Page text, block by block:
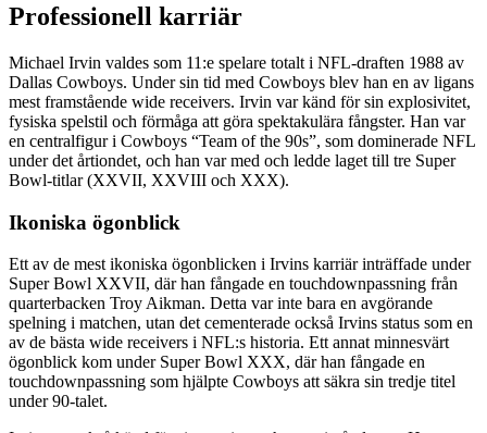
Professionell karriär
Michael Irvin valdes som 11:e spelare totalt i NFL-draften 1988 av
Dallas Cowboys. Under sin tid med Cowboys blev han en av ligans
mest framstående wide receivers. Irvin var känd för sin explosivitet,
fysiska spelstil och förmåga att göra spektakulära fångster. Han var
en centralfigur i Cowboys “Team of the 90s”, som dominerade NFL
under det årtiondet, och han var med och ledde laget till tre Super
Bowl-titlar (XXVII, XXVIII och XXX).
Ikoniska ögonblick
Ett av de mest ikoniska ögonblicken i Irvins karriär inträffade under
Super Bowl XXVII, där han fångade en touchdownpassning från
quarterbacken Troy Aikman. Detta var inte bara en avgörande
spelning i matchen, utan det cementerade också Irvins status som en
av de bästa wide receivers i NFL:s historia. Ett annat minnesvärt
ögonblick kom under Super Bowl XXX, där han fångade en
touchdownpassning som hjälpte Cowboys att säkra sin tredje titel
under 90-talet.